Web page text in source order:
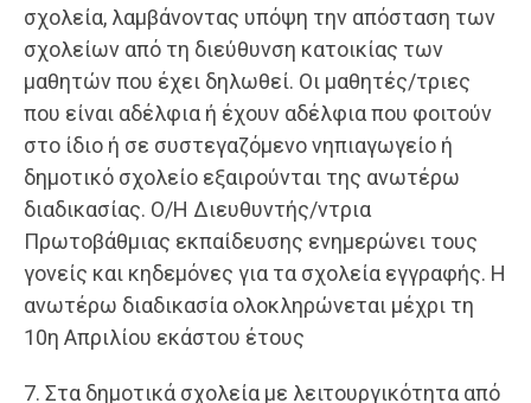
σχολεία, λαμβάνοντας υπόψη την απόσταση των
σχολείων από τη διεύθυνση κατοικίας των
μαθητών που έχει δηλωθεί. Οι μαθητές/τριες
που είναι αδέλφια ή έχουν αδέλφια που φοιτούν
στο ίδιο ή σε συστεγαζόμενο νηπιαγωγείο ή
δημοτικό σχολείο εξαιρούνται της ανωτέρω
διαδικασίας. Ο/Η Διευθυντής/ντρια
Πρωτοβάθμιας εκπαίδευσης ενημερώνει τους
γονείς και κηδεμόνες για τα σχολεία εγγραφής. Η
ανωτέρω διαδικασία ολοκληρώνεται μέχρι τη
10η Απριλίου εκάστου έτους
7. Στα δημοτικά σχολεία με λειτουργικότητα από